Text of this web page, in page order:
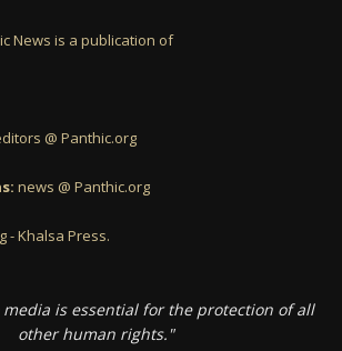
News is a publication of
@ Panthic.org
news @ Panthic.org
- Khalsa Press.
media is essential for the protection of all
other human rights."